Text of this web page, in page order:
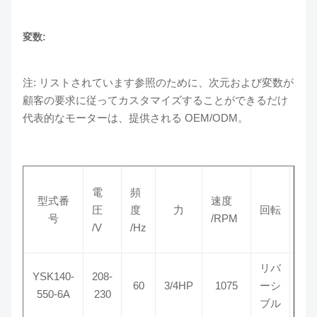
変数:
注: リストされています参照のために、次元および変数が
顧客の要求に従ってカスタマイズすることができるだけ
代表的なモーターは、提供される OEM/ODM。
型式番
号
電
圧
/V
頻
度
/Hz
力
速度
/RPM
回転
YSK140-
550-6A
208-
230
60 3/4HP 1075
リバ
ーシ
ブル